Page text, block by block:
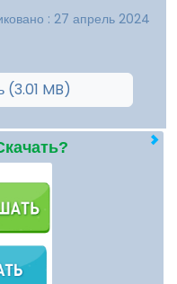
: 27 апрель 2024
(3.01 MB)